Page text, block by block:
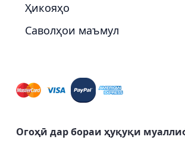
Ҳикояҳо
Саволҳои маъмул
Огоҳӣ дар бораи ҳуқуқи